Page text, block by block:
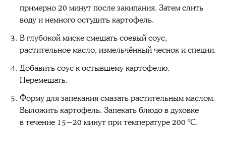
примерно 20 минут после закипания. Затем слить
воду и немного остудить картофель.
В глубокой миске смешать соевый соус,
растительное масло, измельчённый чеснок и специи.
Добавить соус к остывшему картофелю.
Перемешать.
Форму для запекания смазать растительным маслом.
Выложить картофель. Запекать блюдо в духовке
в течение 15−20 минут при температуре 200 °C.